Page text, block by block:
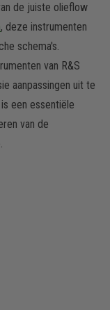
de juiste olieflow
, deze instrumenten
schema's.
van R&S
aanpassingen uit te
een essentiële
van de